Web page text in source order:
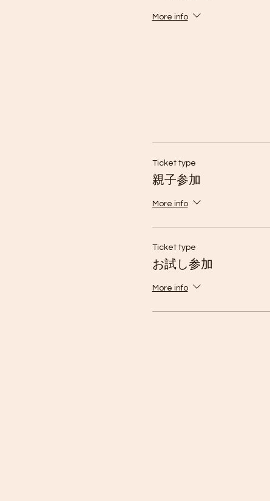
More info
Ticket type
親子参加
More info
Ticket type
お試し参加
More info